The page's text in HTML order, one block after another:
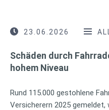
23.06.2026
Schäden durch
hohem Niveau
Rund 115.000 gestohlene
Versicherern 2025 gemeldet,